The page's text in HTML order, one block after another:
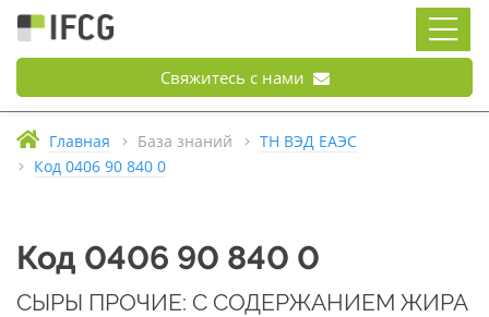
Свяжитесь с нами
Главная База знаний
ТН ВЭД ЕАЭС
Код 0406 90 840 0
Код 0406 90 840 0
СЫРЫ ПРОЧИЕ: С СОДЕРЖАНИЕМ ЖИРА